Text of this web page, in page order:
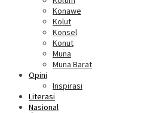
Konawe
Kolut
Konsel
Konut
Muna
Muna Barat
Opini
Inspirasi
Literasi
Nasional